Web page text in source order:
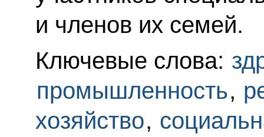
и членов их семей.
Ключевые слова:
промышленность,
хозяйство,